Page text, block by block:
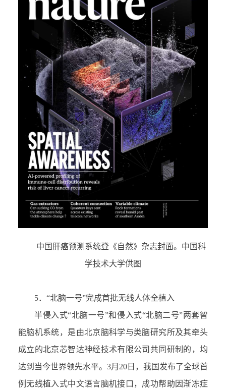
中国肝癌预测系统登《自然》杂志封面。中国科
学技术大学供图
5． “北脑一号”完成首批无线人体全植入
半侵入式“北脑一号”和侵入式“北脑二号”两套智
能脑机系统，是由北京脑科学与类脑研究所及其牵头
成立的北京芯智达神经技术有限公司共同研制的，均
达到当今世界领先水平。 3月 20 日，我国发布了全球首
例无线植入式中文语言脑机接口，成功帮助因渐冻症